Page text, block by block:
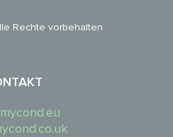
Rechte vorbehalten